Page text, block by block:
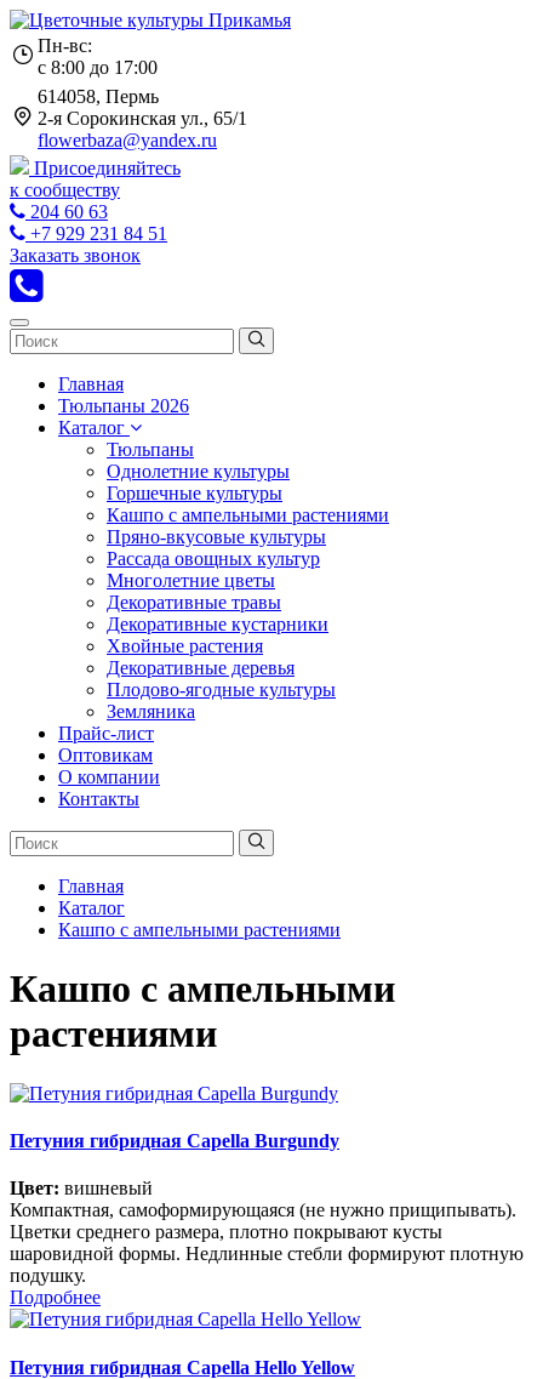
Пн-вс:
с 8:00 до 17:00
614058, Пермь
2-я Сорокинская ул., 65/1
flowerbaza@yandex.ru
Присоединяйтесь
к сообществу
204 60 63
+7 929 231 84 51
Заказать звонок
Главная
Тюльпаны 2026
Каталог
Тюльпаны
Однолетние культуры
Горшечные культуры
Кашпо с ампельными растениями
Пряно-вкусовые культуры
Рассада овощных культур
Многолетние цветы
Декоративные травы
Декоративные кустарники
Хвойные растения
Декоративные деревья
Плодово-ягодные культуры
Земляника
Прайс-лист
Оптовикам
О компании
Контакты
Главная
Каталог
Кашпо с ампельными растениями
Кашпо с ампельными
растениями
Петуния гибридная Capella Burgundy
Цвет: вишневый
Компактная, самоформирующаяся (не нужно прищипывать).
Цветки среднего размера, плотно покрывают кусты
шаровидной формы. Недлинные стебли формируют плотную
подушку.
Подробнее
Петуния гибридная Capella Hello Yellow